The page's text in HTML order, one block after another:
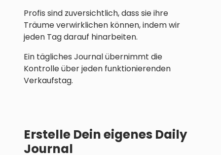
Profis sind zuversichtlich, dass sie ihre
Träume verwirklichen können, indem wir
jeden Tag darauf hinarbeiten.
Ein tägliches Journal übernimmt die
Kontrolle über jeden funktionierenden
Verkaufstag.
Erstelle Dein eigenes Daily
Journal